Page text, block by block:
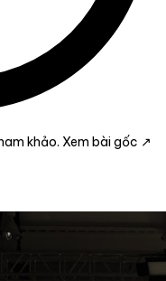
khảo. Xem bài gốc ↗